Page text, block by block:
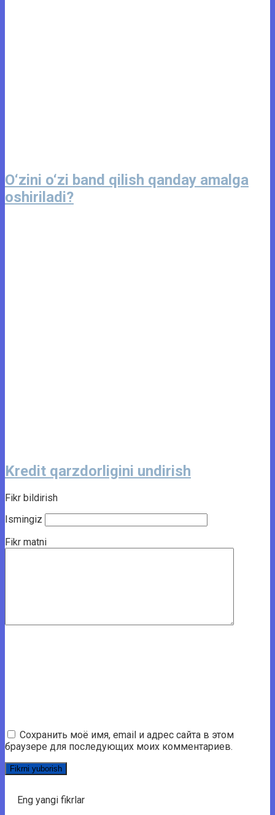
O‘zini o‘zi band qilish qanday amalga
oshiriladi?
Kredit qarzdorligini undirish
Fikr bildirish
Ismingiz
Fikr matni
Сохранить моё имя, email и адрес сайта в этом
браузере для последующих моих комментариев.
Eng yangi fikrlar